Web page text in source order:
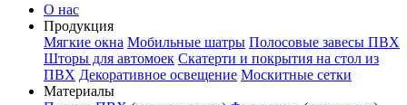
О нас
Продукция
Мягкие окна Мобильные шатры Полосовые завесы ПВХ
Шторы для автомоек Скатерти и покрытия на стол из
ПВХ Декоративное освещение Москитные сетки
Материалы